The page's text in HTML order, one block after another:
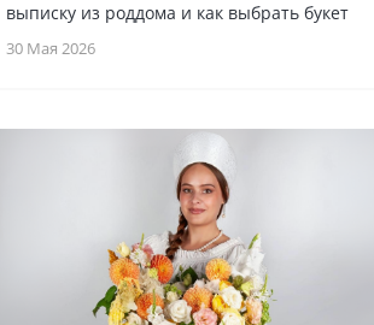
выписку из роддома и как выбрать букет
30 Мая 2026